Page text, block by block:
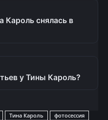
снялась в
у Тины Кароль?
Тина Кароль фотосессия